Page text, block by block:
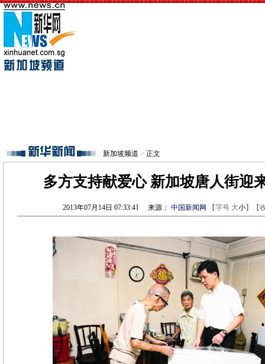
新加坡频道 > 正文
多方支持献爱心 新加坡唐人街迎
2013年07月14日 07:33:41 来源： 中国新闻网 【字号 大小】【